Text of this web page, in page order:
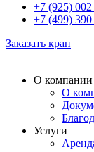
+7 (925)
+7 (499)
Заказать кран
О компании
О
Услуги